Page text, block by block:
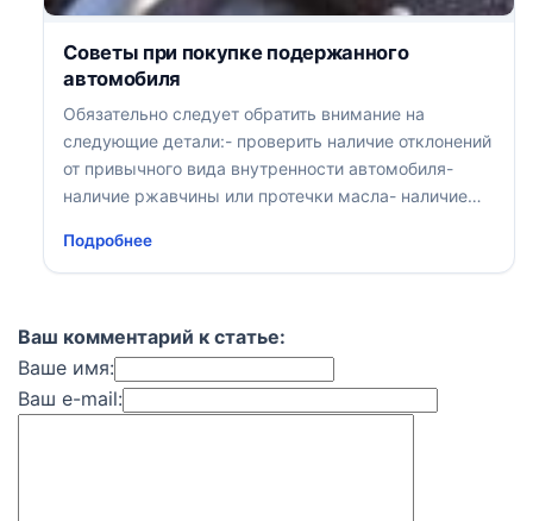
Советы при покупке подержанного
автомобиля
Обязательно следует обратить внимание на
следующие детали:- проверить наличие отклонений
от привычного вида внутренности автомобиля-
наличие ржавчины или протечки масла- наличие
краской- наличие царапин и трещин на стеклах-
правильность развала и сходимости- наличие
стоять ровно, без крена- осмотрите состояние
автомобиля и показание спидометра- не должна
быть повреждена обивка сидений, посторонние
запахи не должны присутствовать в салоне Кстати,
Подробнее
Ваш комментарий к статье:
Ваше имя:
Ваш e-mail: